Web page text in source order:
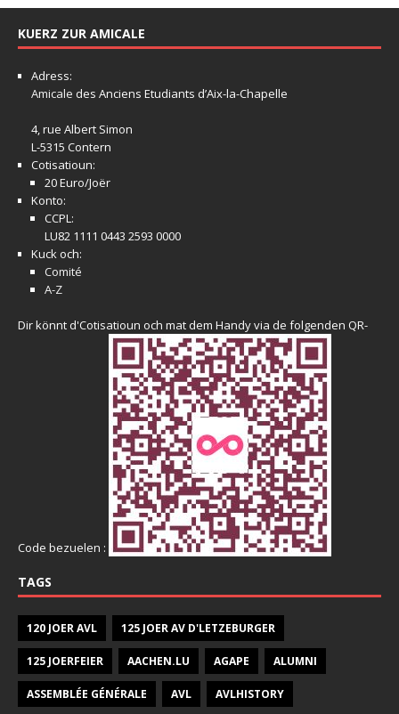
KUERZ ZUR AMICALE
Adress:
Amicale des Anciens Etudiants d’Aix-la-Chapelle
4, rue Albert Simon
L-5315 Contern
Cotisatioun:
20 Euro/Joër
Konto:
CCPL:
LU82 1111 0443 2593 0000
Kuck och:
Comité
A-Z
Dir könnt d'Cotisatioun och mat dem Handy via de folgenden QR-
Code bezuelen :
TAGS
120 JOER AVL 125 JOER AV D'LETZEBURGER
125 JOERFEIER AACHEN.LU AGAPE ALUMNI
ASSEMBLÉE GÉNÉRALE AVL AVLHISTORY